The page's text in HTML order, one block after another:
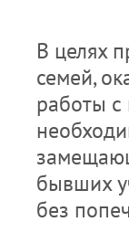
В целях
семей,
работы с
бывших
без